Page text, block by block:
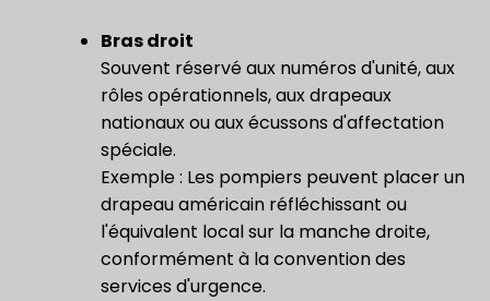
Bras droit
Souvent réservé aux numéros d'unité, aux
rôles opérationnels, aux drapeaux
nationaux ou aux écussons d'affectation
spéciale.
Exemple : Les pompiers peuvent placer un
drapeau américain réfléchissant ou
l'équivalent local sur la manche droite,
conformément à la convention des
services d'urgence.